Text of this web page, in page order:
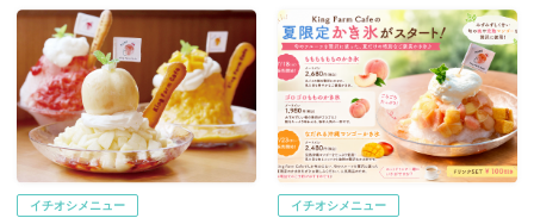
イチオシメニュー イチオシメニュー